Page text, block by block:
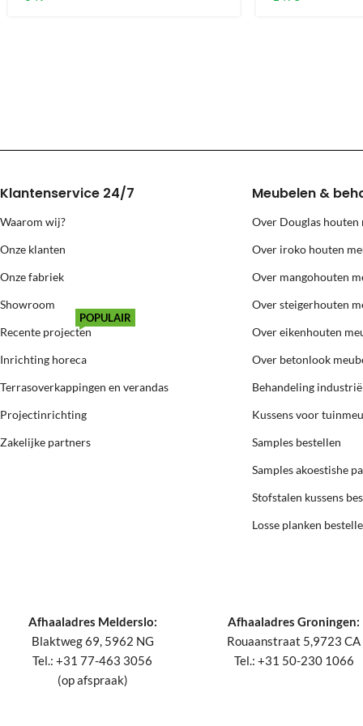
Grote meubels worden via een andere transporteur geleverd, deze
Levering naar eilanden (Texel,
Klantenservice 24/7
Waarom wij?
Onze klanten
Onze fabriek
Showroom
Recente projecten
POPULAIR
Inrichting horeca
Terrasoverkappingen en verandas
Projectinrichting
Zakelijke partners
Meubelen &
Over Douglas houten
Over iroko houten
Over mangohouten
Over steigerhouten
Over eikenhouten
Over betonlook
Behandeling
Kussens voor
Samples bestellen
Samples akoestishe
Stofstalen kussens
Losse planken
Afhaaladres Melderslo:
Blaktweg 69, 5962 NG
Tel.: +31 77-463 3056
(op afspraak)
Afhaaladres Groningen:
Rouaanstraat 5,9723 CA
Tel.: +31 50-230 1066